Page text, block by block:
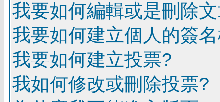
我要如何編輯或是刪除
我要如何建立個人的簽
我要如何建立投票?
我如何修改或刪除投票?